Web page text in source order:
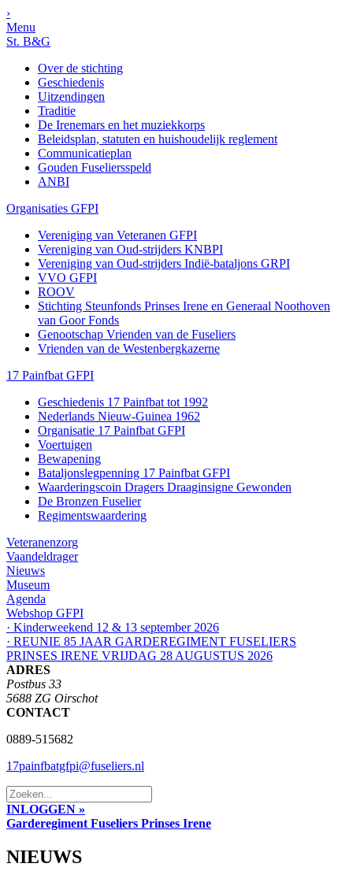
›
Menu
St. B&G
Over de stichting
Geschiedenis
Uitzendingen
Traditie
De Irenemars en het muziekkorps
Beleidsplan, statuten en huishoudelijk reglement
Communicatieplan
Gouden Fuseliersspeld
ANBI
Organisaties GFPI
Vereniging van Veteranen GFPI
Vereniging van Oud-strijders KNBPI
Vereniging van Oud-strijders Indië-bataljons GRPI
VVO GFPI
ROOV
Stichting Steunfonds Prinses Irene en Generaal Noothoven
van Goor Fonds
Genootschap Vrienden van de Fuseliers
Vrienden van de Westenbergkazerne
17 Painfbat GFPI
Geschiedenis 17 Painfbat tot 1992
Nederlands Nieuw-Guinea 1962
Organisatie 17 Painfbat GFPI
Voertuigen
Bewapening
Bataljonslegpenning 17 Painfbat GFPI
Waarderingscoin Dragers Draaginsigne Gewonden
De Bronzen Fuselier
Regimentswaardering
Veteranenzorg
Vaandeldrager
Nieuws
Museum
Agenda
Webshop GFPI
· Kinderweekend 12 & 13 september 2026
· REUNIE 85 JAAR GARDEREGIMENT FUSELIERS
PRINSES IRENE VRIJDAG 28 AUGUSTUS 2026
ADRES
Postbus 33
5688 ZG Oirschot
CONTACT
0889-515682
17painfbatgfpi@fuseliers.nl
INLOGGEN »
Garderegiment Fuseliers Prinses Irene
NIEUWS